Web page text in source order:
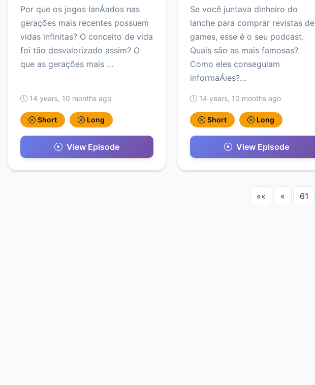
Por que os jogos lanÁados nas
gerações mais recentes possuem
vidas infinitas? O conceito de vida
foi tão desvalorizado assim? O
que as gerações mais …
14 years, 10 months ago
Short Long
View Episode
Se você juntava dinheiro do
lanche para comprar revistas de
games, esse é o seu podcast.
Quais são as mais famosas?
Como eles conseguiam
informaÁıes?…
14 years, 10 months ago
Short Long
View Episode
«« « 61